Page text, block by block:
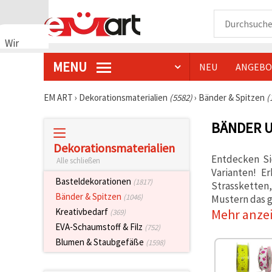
Wir
verwenden
ordnungsgemäße
Nutzungserlebnis
Einwilligung,
MENU NEU
EM ART › Dekorationsmaterialien (5582)› Bänder & Spitzen
Dekorationsmaterialien
Alle schließen
Basteldekorationen (1817)
Bänder & Spitzen (1046)
Kreativbedarf (369)
EVA-Schaumstoff & Filz (752)
Blumen & Staubgefäße (1598)
BÄNDER
Entdecken
Varianten!
Mustern das
Mehr